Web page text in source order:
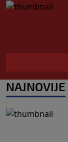
NAJNOVIJE